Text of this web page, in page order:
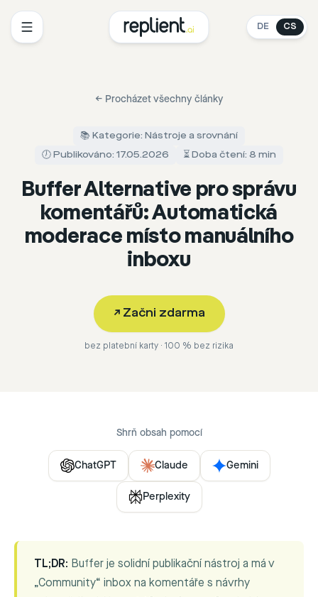
DE CS
← Procházet všechny články
📚 Kategorie: Nástroje a srovnání
🕖 Publikováno: 17.05.2026
⏳ Doba čtení: 8 min
Buffer Alternative pro správu
komentářů: Automatická
moderace místo manuálního
inboxu
↗ Začni zdarma
bez platební karty · 100 % bez rizika
Shrň obsah pomocí
ChatGPT Claude Gemini
Perplexity
TL;DR: Buffer je solidní publikační nástroj a má v
„Community“ inbox na komentáře s návrhy